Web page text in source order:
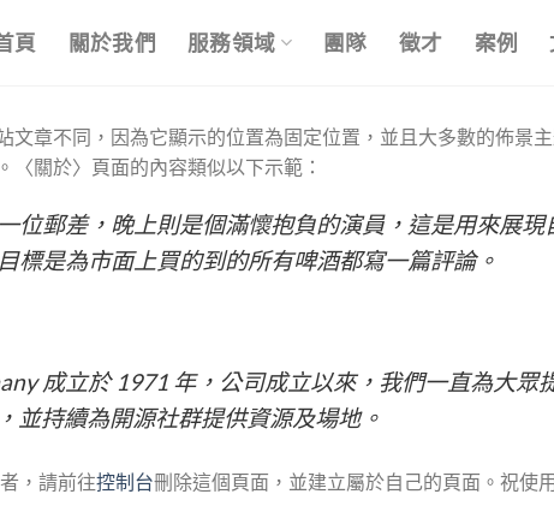
頁 關於我們 服務領域 團隊 徵才 案例
文章不同，因為它顯示的位置為固定位置，並且大多數的佈景
〈關於〉頁面的內容類似以下示範：
位郵差，晚上則是個滿懷抱負的演員，這是用來展
標是為市面上買的到的所有啤酒都寫一篇評論。
成立於 1971 年，公司成立以來，我們一直為大
並持續為開源社群提供資源及場地。
，請前往控制台刪除這個頁面，並建立屬於自己的頁面。祝使